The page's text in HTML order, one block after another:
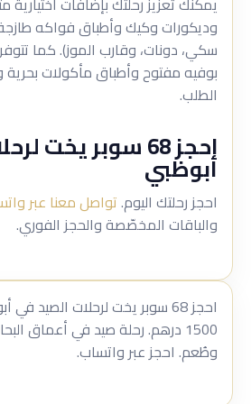
وديكورات وكيك وأطباق فواكه
سكي، دونات، وقارب الموز). كما
بوفيه مفتوح وأطباق مأكولات
الطلب.
احجز 68 سوبر يخت
أبوظبي
احجز رحلتك اليوم.تواصل معنا عبر
والباقات المخصّصة والحجز الفوري.
احجز 68 سوبر يخت لرحلات الصيد
1500 درهم. رحلة صيد في أعماق
وطُعم. احجز عبر واتساب.